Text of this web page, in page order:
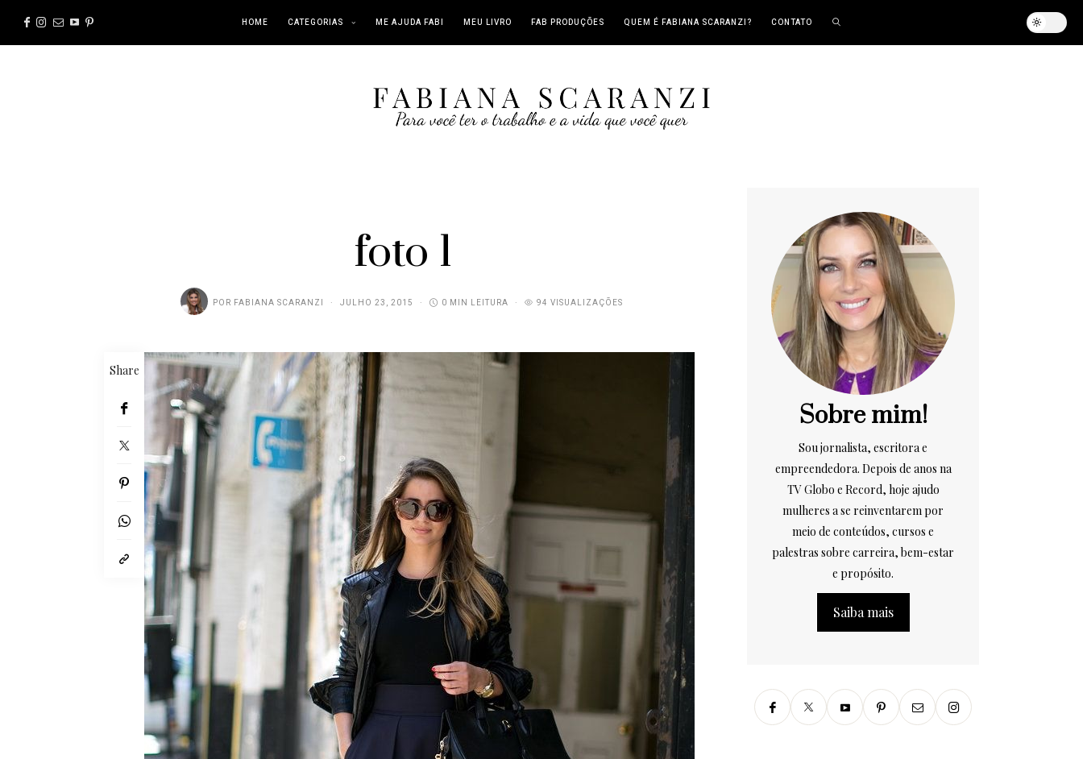
HOME CATEGORIAS ME AJUDA FABI MEU LIVRO FAB PRODUÇÕES QUEM É FABIANA SCARANZI? CONTATO
foto 1
POR FABIANA SCARANZI JULHO 23, 2015 0 MIN LEITURA 94 VISUALIZAÇÕES
Share
Sobre mim!
Sou jornalista, escritora e
empreendedora. Depois de anos na
TV Globo e Record, hoje ajudo
mulheres a se reinventarem por
meio de conteúdos, cursos e
palestras sobre carreira, bem-estar
e propósito.
Saiba mais